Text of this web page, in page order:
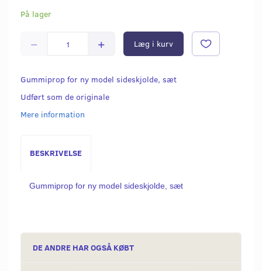
På lager
Læg i kurv
Gummiprop for ny model sideskjolde, sæt
Udført som de originale
Mere information
BESKRIVELSE
Gummiprop for ny model sideskjolde, sæt
DE ANDRE HAR OGSÅ KØBT